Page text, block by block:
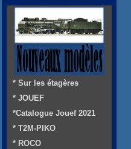
* Sur les étagères
* JOUEF
*Catalogue Jouef 2021
* T2M-PIKO
* ROCO